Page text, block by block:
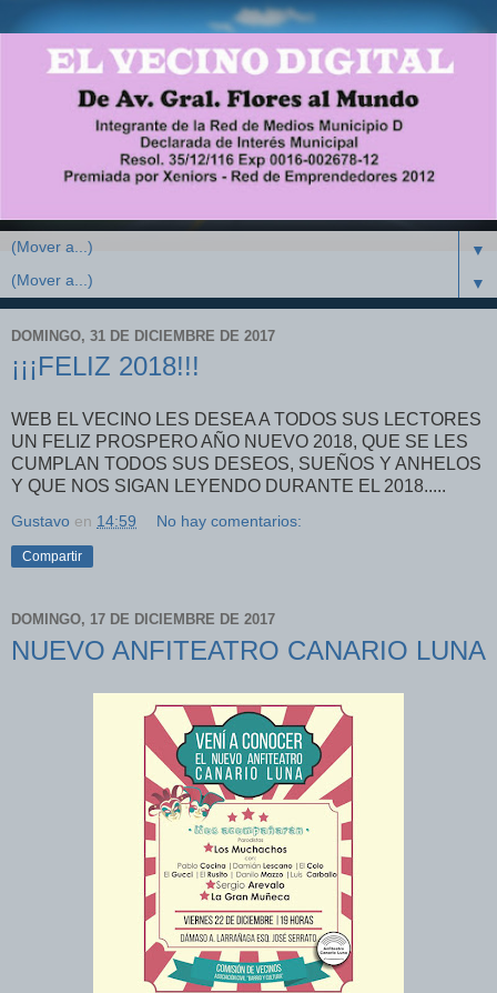
▼
▼
DOMINGO, 31 DE DICIEMBRE DE 2017
¡¡¡FELIZ 2018!!!
WEB EL VECINO LES DESEA A TODOS SUS LECTORES
UN FELIZ PROSPERO AÑO NUEVO 2018, QUE SE LES
CUMPLAN TODOS SUS DESEOS, SUEÑOS Y ANHELOS
Y QUE NOS SIGAN LEYENDO DURANTE EL 2018.....
Gustavo en 14:59 No hay comentarios:
Compartir
DOMINGO, 17 DE DICIEMBRE DE 2017
NUEVO ANFITEATRO CANARIO LUNA